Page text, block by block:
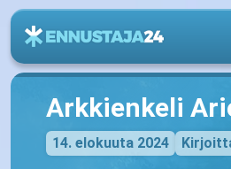
Arkkienkeli
14. elokuuta 2024